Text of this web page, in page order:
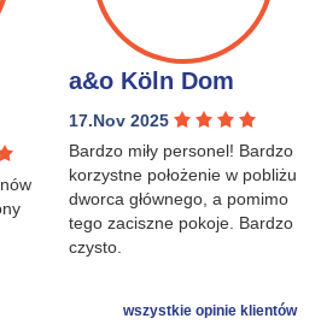
a&o Köln Dom
17.Nov 2025
Bardzo miły personel! Bardzo
korzystne położenie w pobliżu
dworca głównego, a pomimo
tego zaciszne pokoje. Bardzo
czysto.
wszystkie opinie klientów